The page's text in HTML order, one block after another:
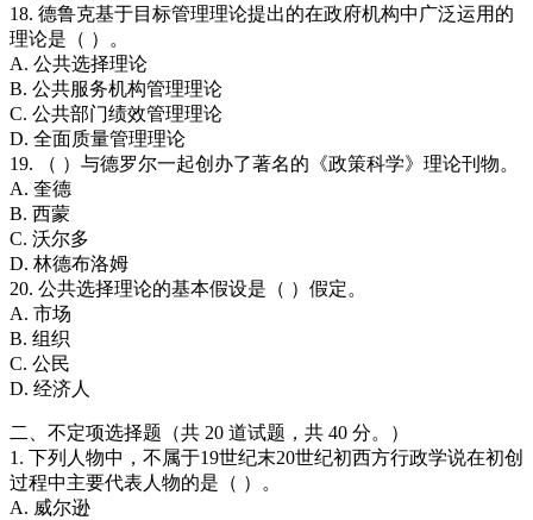
18. 德鲁克基于目标管理理论提出的在政府机构中广泛运用的
理论是（ ）。
A. 公共选择理论
B. 公共服务机构管理理论
C. 公共部门绩效管理理论
D. 全面质量管理理论
19. （ ）与德罗尔一起创办了著名的《政策科学》理论刊物。
A. 奎德
B. 西蒙
C. 沃尔多
D. 林德布洛姆
20. 公共选择理论的基本假设是（ ）假定。
A. 市场
B. 组织
C. 公民
D. 经济人
二、不定项选择题（共 20 道试题，共 40 分。）
1. 下列人物中，不属于19世纪末20世纪初西方行政学说在初创
过程中主要代表人物的是（ ）。
A. 威尔逊